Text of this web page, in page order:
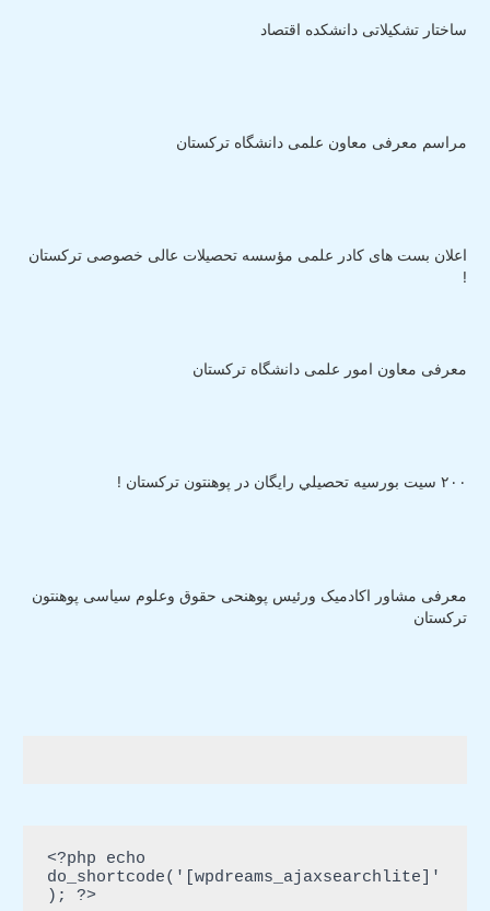
ساختار تشکیلاتی دانشکده اقتصاد
مراسم معرفی معاون علمی دانشگاه ترکستان
اعلان بست های کادر علمی مؤسسه تحصیلات عالی خصوصی ترکستان
!
معرفی معاون امور علمی دانشگاه ترکستان
٢٠٠ سيت بورسيه تحصيلي رايگان در پوهنتون ترکستان !
معرفی مشاور اکادمیک ورئیس پوهنحی حقوق وعلوم سیاسی پوهنتون
ترکستان
<?php echo
do_shortcode('[wpdreams_ajaxsearchlite]'
); ?>